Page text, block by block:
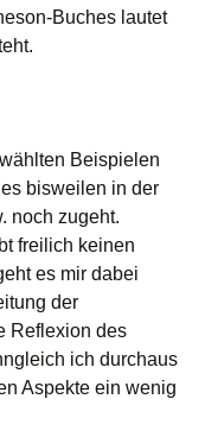
Buches lautet
Beispielen
bisweilen in der
noch zugeht.
freilich keinen
es mir dabei
der
Reflexion des
ich durchaus
Aspekte ein wenig